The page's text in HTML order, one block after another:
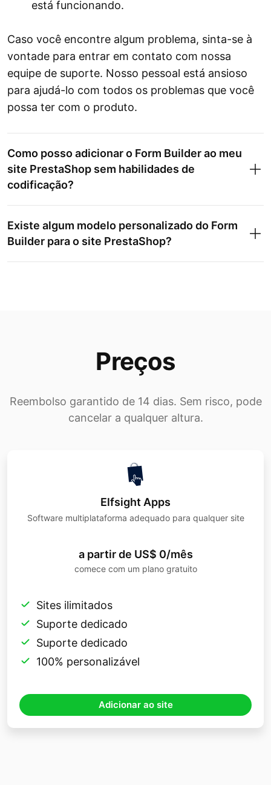
está funcionando.
Caso você encontre algum problema, sinta-se à
vontade para entrar em contato com nossa
equipe de suporte. Nosso pessoal está ansioso
para ajudá-lo com todos os problemas que você
possa ter com o produto.
Como posso adicionar o Form Builder ao meu
site PrestaShop sem habilidades de
codificação?
Existe algum modelo personalizado do Form
Builder para o site PrestaShop?
Preços
Reembolso garantido de 14 dias. Sem risco, pode
cancelar a qualquer altura.
Elfsight Apps
Software multiplataforma adequado para qualquer site
a partir de US$ 0/mês
comece com um plano gratuito
Sites ilimitados
Suporte dedicado
Suporte dedicado
100% personalizável
Adicionar ao site